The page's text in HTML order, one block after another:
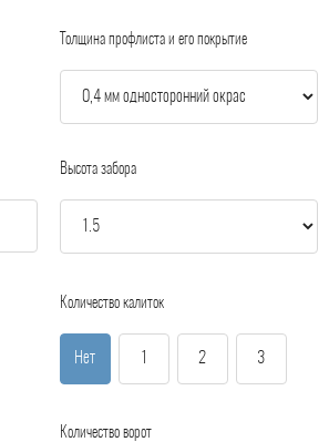
Толщина профлиста и его покрытие
Высота забора
Количество калиток
Нет 2 3
Количество ворот